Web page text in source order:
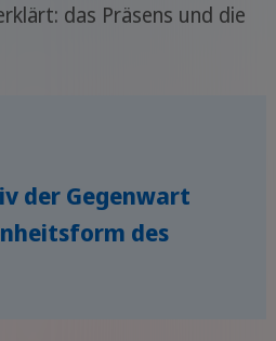
das Präsens und die
der Gegenwart
des